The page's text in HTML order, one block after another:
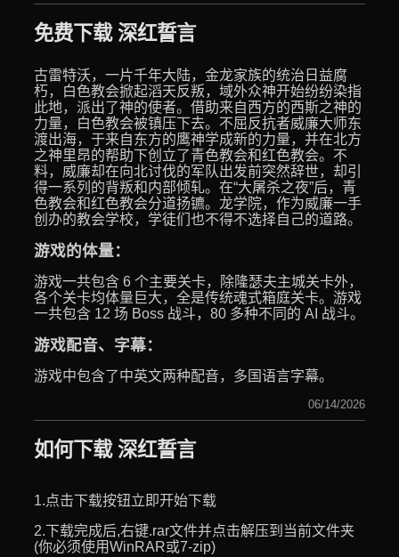
免费下载 深红誓言
古雷特沃，一片千年大陆，金龙家族的统治日益腐
朽，白色教会掀起滔天反叛，域外众神开始纷纷染指
此地，派出了神的使者。借助来自西方的西斯之神的
力量，白色教会被镇压下去。不屈反抗者威廉大师东
渡出海，于来自东方的鹰神学成新的力量，并在北方
之神里昂的帮助下创立了青色教会和红色教会。不
料，威廉却在向北讨伐的军队出发前突然辞世，却引
得一系列的背叛和内部倾轧。在“大屠杀之夜”后，青
色教会和红色教会分道扬镳。龙学院，作为威廉一手
创办的教会学校，学徒们也不得不选择自己的道路。
游戏的体量：
游戏一共包含 6 个主要关卡，除隆瑟夫主城关卡外，
各个关卡均体量巨大，全是传统魂式箱庭关卡。游戏
一共包含 12 场 Boss 战斗，80 多种不同的 AI 战斗。
游戏配音、字幕：
游戏中包含了中英文两种配音，多国语言字幕。
06/14/2026
如何下载 深红誓言
1.点击下载按钮立即开始下载
2.下载完成后,右键.rar文件并点击解压到当前文件夹
(你必须使用WinRAR或7-zip)